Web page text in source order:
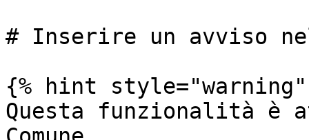
# Inserire un avviso
{% hint style="warning"
Questa funzionalità